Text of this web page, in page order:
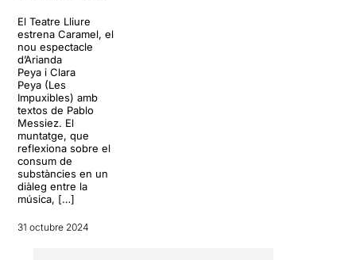
El Teatre Lliure
estrena Caramel, el
nou espectacle
d’Arianda
Peya i Clara
Peya (Les
Impuxibles) amb
textos de Pablo
Messiez. El
muntatge, que
reflexiona sobre el
consum de
substàncies en un
diàleg entre la
música, […]
31 octubre 2024